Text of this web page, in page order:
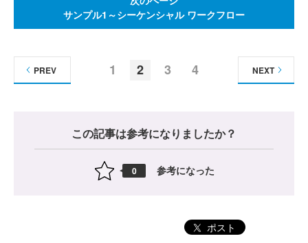
サンプル1～シーケンシャル ワークフロー
1 2 3 4
PREV NEXT
この記事は参考になりましたか？
0 参考になった
ポスト